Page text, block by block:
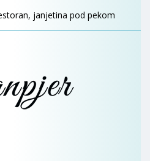
janjetina pod pekom